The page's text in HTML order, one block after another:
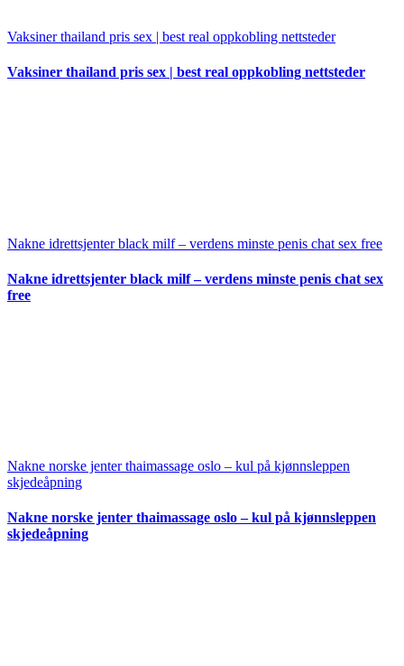
Vaksiner thailand pris sex | best real oppkobling nettsteder
Vaksiner thailand pris sex | best real oppkobling nettsteder
Nakne idrettsjenter black milf – verdens minste penis chat sex free
Nakne idrettsjenter black milf – verdens minste penis chat sex
free
Nakne norske jenter thaimassage oslo – kul på kjønnsleppen
skjedeåpning
Nakne norske jenter thaimassage oslo – kul på kjønnsleppen
skjedeåpning